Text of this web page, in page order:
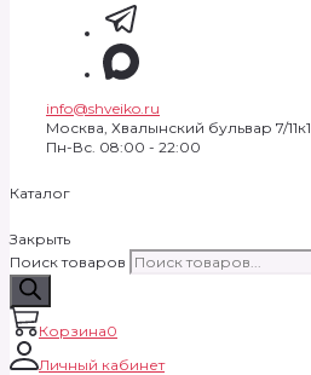
info@shveiko.ru
Москва, Хвалынский бульвар 7/11к1
Пн-Вс. 08:00 - 22:00
Каталог
Закрыть
Поиск товаров
Корзина0
Личный кабинет